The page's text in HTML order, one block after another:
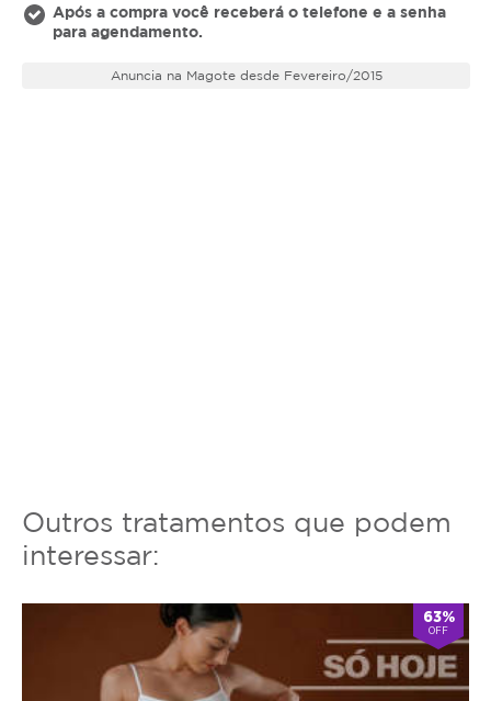
Após a compra você receberá o telefone e a senha
para agendamento.
Anuncia na Magote desde Fevereiro/2015
Outros tratamentos que podem
interessar:
63%
OFF